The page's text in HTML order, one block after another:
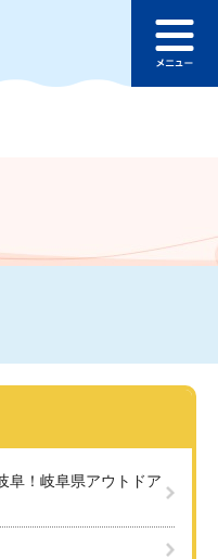
文へ
ュ
阜！岐阜県アウトドア